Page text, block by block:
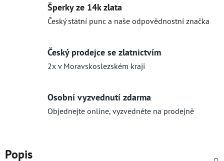
Šperky ze 14k zlata
Český státní punc a naše odpovědnostní značka
Český prodejce se zlatnictvím
2x v Moravskoslezském kraji
Osobní vyzvednutí zdarma
Objednejte online, vyzvedněte na prodejně
Popis